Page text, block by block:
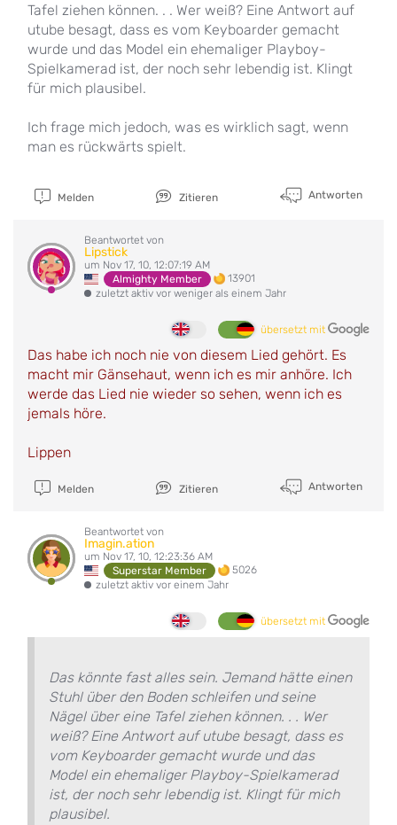
Tafel ziehen können. . . Wer weiß? Eine Antwort auf
utube besagt, dass es vom Keyboarder gemacht
wurde und das Model ein ehemaliger Playboy-
Spielkamerad ist, der noch sehr lebendig ist. Klingt
für mich plausibel.
Ich frage mich jedoch, was es wirklich sagt, wenn
man es rückwärts spielt.
Melden Zitieren Antworten
Beantwortet von
Lipstick
um Nov 17, 10, 12:07:19 AM
Almighty Member
13901
zuletzt aktiv vor weniger als einem Jahr
übersetzt mit
Das habe ich noch nie von diesem Lied gehört. Es
macht mir Gänsehaut, wenn ich es mir anhöre. Ich
werde das Lied nie wieder so sehen, wenn ich es
jemals höre.
Lippen
Melden Zitieren Antworten
Beantwortet von
Imagin.ation
um Nov 17, 10, 12:23:36 AM
Superstar Member
5026
zuletzt aktiv vor einem Jahr
übersetzt mit
Das könnte fast alles sein. Jemand hätte einen
Stuhl über den Boden schleifen und seine
Nägel über eine Tafel ziehen können. . . Wer
weiß? Eine Antwort auf utube besagt, dass es
vom Keyboarder gemacht wurde und das
Model ein ehemaliger Playboy-Spielkamerad
ist, der noch sehr lebendig ist. Klingt für mich
plausibel.